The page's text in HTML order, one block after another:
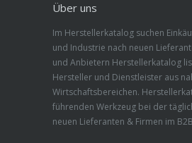
Über uns
Im Herstellerkatalog suchen
und Industrie nach neuen
und Anbietern Herstellerkatalog
Hersteller und Dienstleister aus
Wirtschaftsbereichen.
führenden Werkzeug bei der
neuen Lieferanten & Firmen im